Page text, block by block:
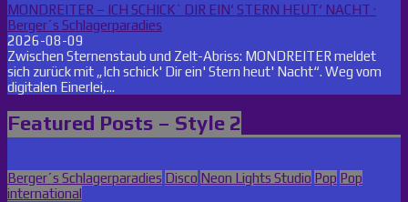
MONDREITER – ICH SCHICK` DIR EIN‘ STERN HEUT‘ NACHT ·
Berger´s Schlagerparadies
2026-08-09
Zwischen Sternenstaub und Zelt-Abriss: MONDREITER meldet
sich zurück mit „Ich schick' Dir ein' Stern heut' Nacht“. Weg vom
digitalen Einerlei,...
Featured Posts – Style 2
Posted
in
Berger´s Schlagerparadies Disco Neon Lights Studio Pop Pop
international